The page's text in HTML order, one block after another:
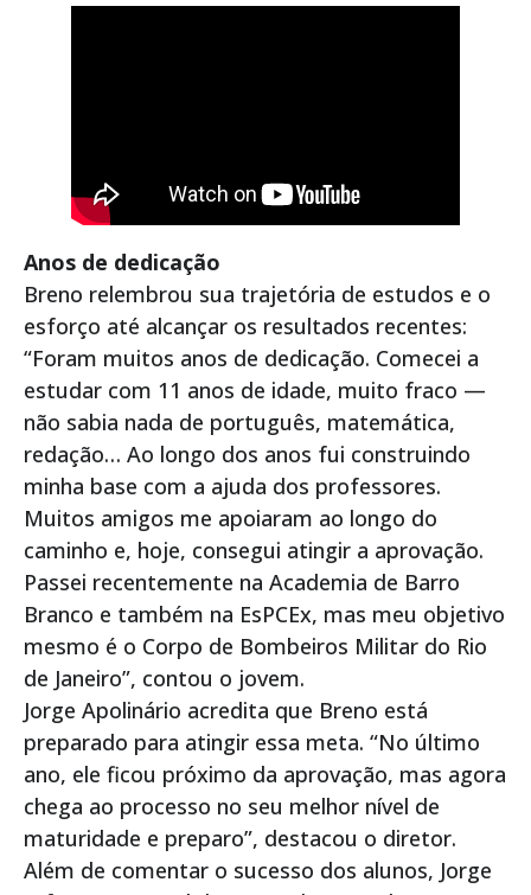
Anos de dedicação
Breno relembrou sua trajetória de estudos e o
esforço até alcançar os resultados recentes:
“Foram muitos anos de dedicação. Comecei a
estudar com 11 anos de idade, muito fraco —
não sabia nada de português, matemática,
redação… Ao longo dos anos fui construindo
minha base com a ajuda dos professores.
Muitos amigos me apoiaram ao longo do
caminho e, hoje, consegui atingir a aprovação.
Passei recentemente na Academia de Barro
Branco e também na EsPCEx, mas meu objetivo
mesmo é o Corpo de Bombeiros Militar do Rio
de Janeiro”, contou o jovem.
Jorge Apolinário acredita que Breno está
preparado para atingir essa meta. “No último
ano, ele ficou próximo da aprovação, mas agora
chega ao processo no seu melhor nível de
maturidade e preparo”, destacou o diretor.
Além de comentar o sucesso dos alunos, Jorge